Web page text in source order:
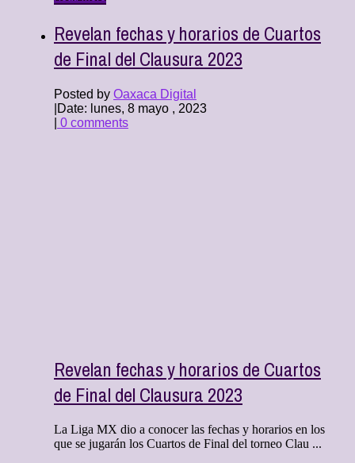
Revelan fechas y horarios de Cuartos
de Final del Clausura 2023
Posted by Oaxaca Digital
Date: lunes, 8 mayo , 2023
0 comments
Revelan fechas y horarios de Cuartos
de Final del Clausura 2023
La Liga MX dio a conocer las fechas y horarios en los
que se jugarán los Cuartos de Final del torneo Clau ...